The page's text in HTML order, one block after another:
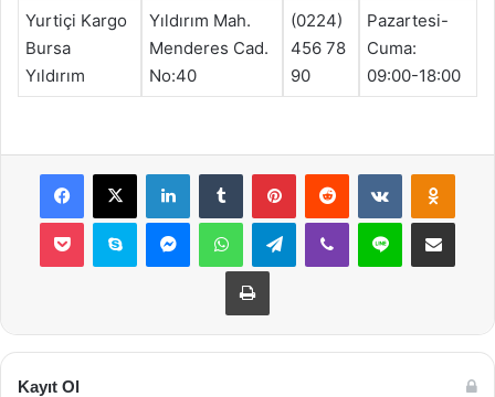
Yurtiçi Kargo
Bursa
Yıldırım
Yıldırım Mah.
Menderes Cad.
No:40
(0224)
456 78
90
Pazartesi-
Cuma:
09:00-18:00
Facebook
X LinkedInTumblr PinterestReddit VKontakte
Pocket Skype MessengerWhatsAppTelegramViber Line E-Posta ile
Yazdır
Kayıt Ol